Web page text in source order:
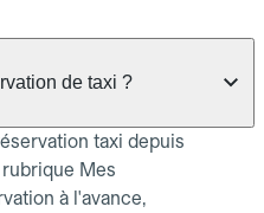
de taxi ?
taxi depuis
Mes
à l'avance,